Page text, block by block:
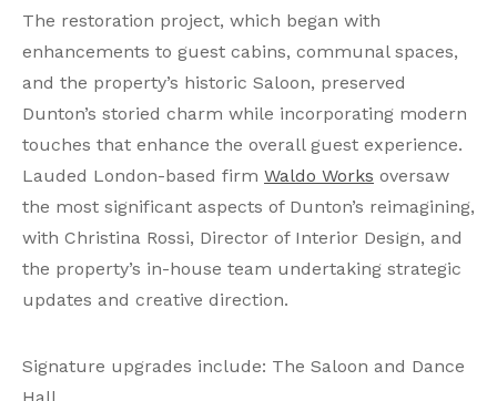
The restoration project, which began with
enhancements to guest cabins, communal spaces,
and the property’s historic Saloon, preserved
Dunton’s storied charm while incorporating modern
touches that enhance the overall guest experience.
Lauded London-based firm Waldo Works oversaw
the most significant aspects of Dunton’s reimagining,
with Christina Rossi, Director of Interior Design, and
the property’s in-house team undertaking strategic
updates and creative direction.
Signature upgrades include: The Saloon and Dance